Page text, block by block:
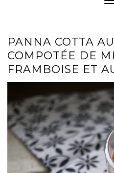
PANNA COTTA
COMPOTÉE DE
FRAMBOISE ET